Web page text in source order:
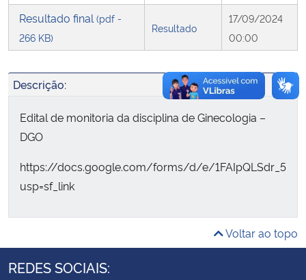
Secretaria-Geral
Secretaria de Governo
Gabinete de Segurança Institucional
Advocacia-Geral da União
Planalto
Resultado final (pdf -
266 KB)
Resultado
17/09/2024
00:00
Descrição:
Edital de monitoria da disciplina de Ginecologia –
DGO
https://docs.google.com/forms/d/e/
usp=sf_link
Voltar ao topo
REDES SOCIAIS: